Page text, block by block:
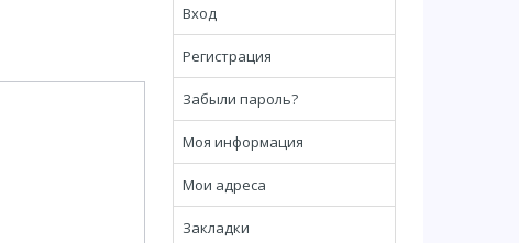
Вход
Регистрация
Забыли пароль?
Моя информация
Мои адреса
Закладки